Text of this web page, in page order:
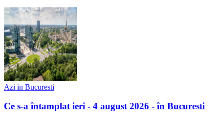
Azi in Bucuresti
Ce s-a întamplat ieri - 4 august 2026 - în Bucuresti